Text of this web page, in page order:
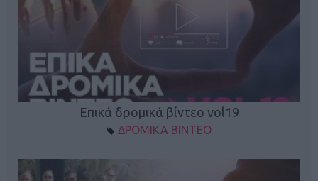
Επικά δρομικά βίντεο vol19
ΔΡΟΜΙΚΑ ΒΙΝΤΕΟ